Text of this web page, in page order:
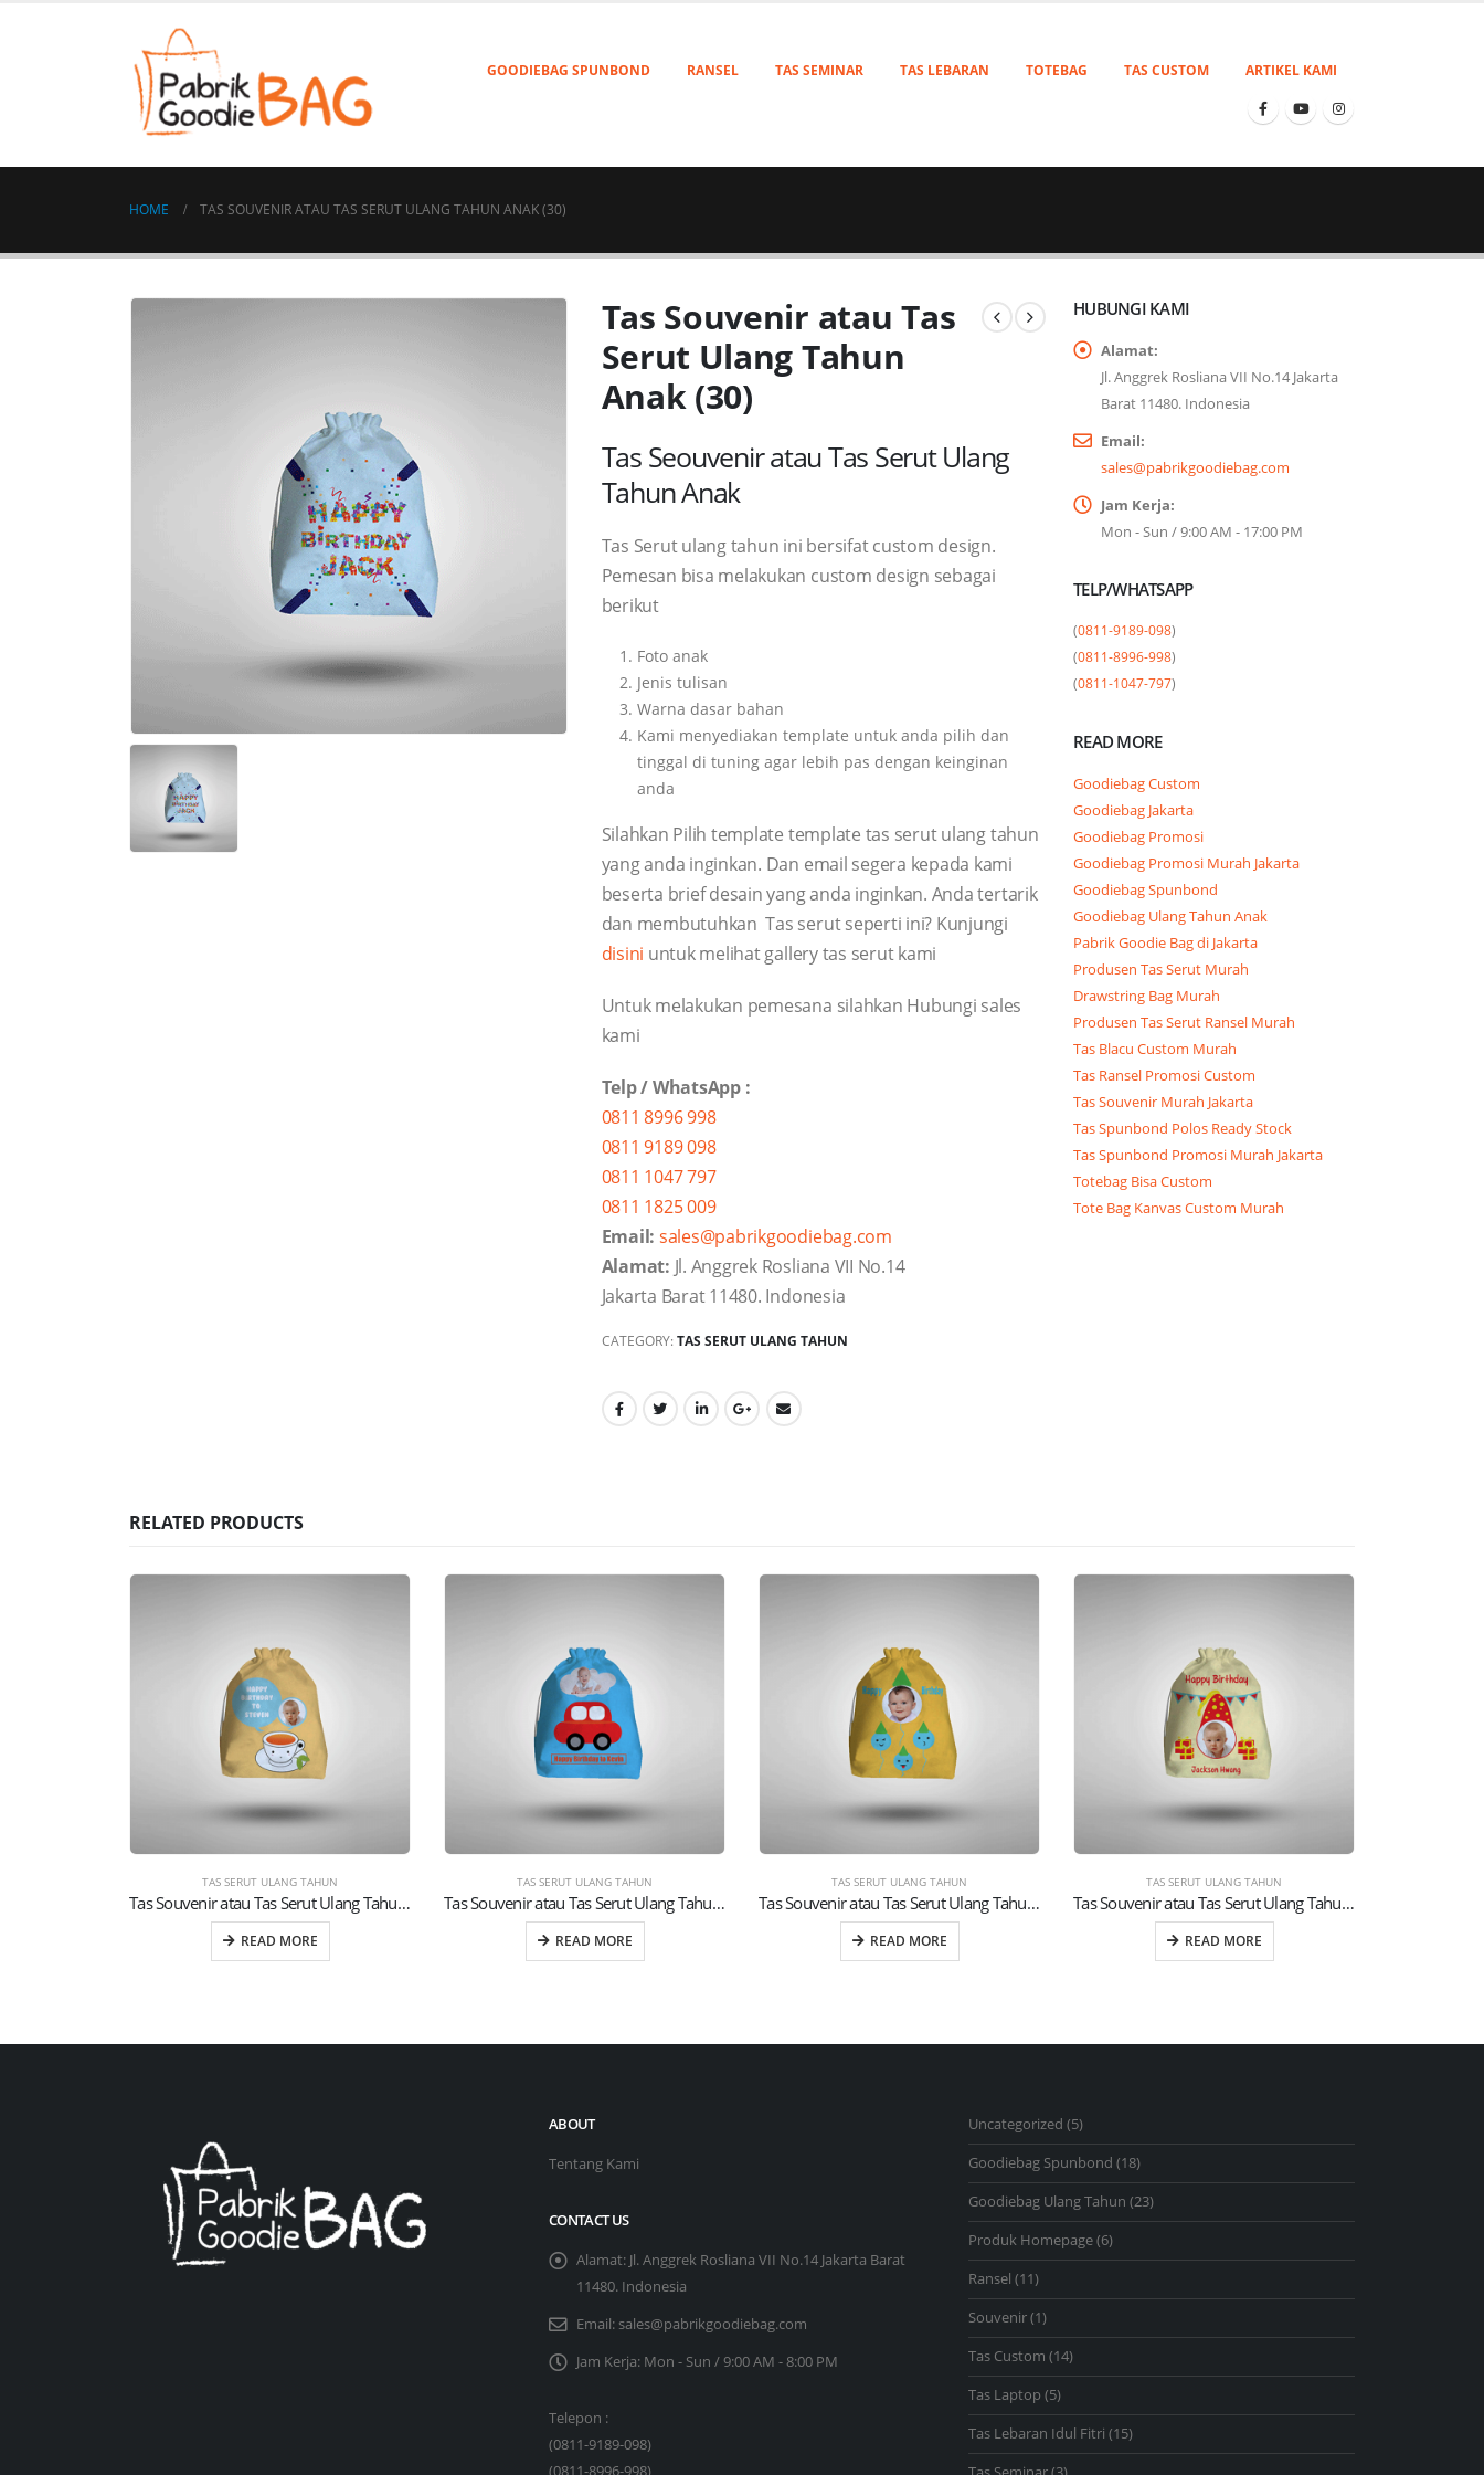
GOODIEBAG SPUNBOND RANSEL TAS SEMINAR TAS LEBARAN TOTEBAG TAS CUSTOM ARTIKEL KAMI
HOME TAS SOUVENIR ATAU TAS SERUT ULANG TAHUN ANAK (30)
Tas Souvenir atau Tas
Serut Ulang Tahun
Anak (30)
Tas Seouvenir atau Tas Serut Ulang
Tahun Anak
Tas Serut ulang tahun ini bersifat custom design.
Pemesan bisa melakukan custom design sebagai
berikut
Foto anak
Jenis tulisan
Warna dasar bahan
Kami menyediakan template untuk anda pilih dan
tinggal di tuning agar lebih pas dengan keinginan
anda
Silahkan Pilih template template tas serut ulang tahun
yang anda inginkan. Dan email segera kepada kami
beserta brief desain yang anda inginkan. Anda tertarik
dan membutuhkan Tas serut seperti ini? Kunjungi
disini untuk melihat gallery tas serut kami
Untuk melakukan pemesana silahkan Hubungi sales
kami
Telp / WhatsApp :
0811 8996 998
0811 9189 098
0811 1047 797
0811 1825 009
Email: sales@pabrikgoodiebag.com
Alamat: Jl. Anggrek Rosliana VII No.14
Jakarta Barat 11480. Indonesia
CATEGORY:TAS SERUT ULANG TAHUN
HUBUNGI KAMI
Alamat:
Jl. Anggrek Rosliana VII No.14 Jakarta
Barat 11480. Indonesia
Email:
sales@pabrikgoodiebag.com
Jam Kerja:
Mon - Sun / 9:00 AM - 17:00 PM
TELP/WHATSAPP
(0811-9189-098)
(0811-8996-998)
(0811-1047-797)
READ MORE
Goodiebag Custom
Goodiebag Jakarta
Goodiebag Promosi
Goodiebag Promosi Murah Jakarta
Goodiebag Spunbond
Goodiebag Ulang Tahun Anak
Pabrik Goodie Bag di Jakarta
Produsen Tas Serut Murah
Drawstring Bag Murah
Produsen Tas Serut Ransel Murah
Tas Blacu Custom Murah
Tas Ransel Promosi Custom
Tas Souvenir Murah Jakarta
Tas Spunbond Polos Ready Stock
Tas Spunbond Promosi Murah Jakarta
Totebag Bisa Custom
Tote Bag Kanvas Custom Murah
RELATED PRODUCTS
TAS SERUT ULANG TAHUN
Tas Souvenir atau Tas Serut Ulang Tahun Anak (09)
READ MORE
TAS SERUT ULANG TAHUN
Tas Souvenir atau Tas Serut Ulang Tahun Anak (21)
READ MORE
TAS SERUT ULANG TAHUN
Tas Souvenir atau Tas Serut Ulang Tahun Anak (20)
READ MORE
TAS SERUT ULANG TAHUN
Tas Souvenir atau Tas Serut Ulang Tahun Anak (25)
READ MORE
ABOUT
Tentang Kami
CONTACT US
Alamat: Jl. Anggrek Rosliana VII No.14 Jakarta Barat
11480. Indonesia
Email:sales@pabrikgoodiebag.com
Jam Kerja: Mon - Sun / 9:00 AM - 8:00 PM
Telepon :
(0811-9189-098)
(0811-8996-998)
Uncategorized 55
products
Goodiebag Spunbond 1818
products
Goodiebag Ulang Tahun 2323
products
Produk Homepage 66
products
Ransel 1111
products
Souvenir 11
product
Tas Custom 1414
products
Tas Laptop 55
products
Tas Lebaran Idul Fitri 1515
products
3